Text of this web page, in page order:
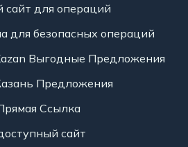
сайт для операций
для безопасных операций
Выгодные Предложения
Предложения
Ссылка
сайт